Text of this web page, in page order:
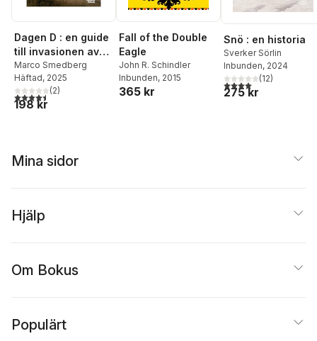
Dagen D : en guide
till invasionen av
Normandie
Marco Smedberg
Häftad, 2025
4,5utav 5 stjärnor. Totalt antal röster:
(2)
198 kr
Fall of the Double
Eagle
John R. Schindler
Inbunden, 2015
365 kr
Snö : en historia
Sverker Sörlin
Inbunden, 2024
4,0utav 5 stjärnor.
(12)
275 kr
Mina sidor
Hjälp
Om Bokus
Populärt